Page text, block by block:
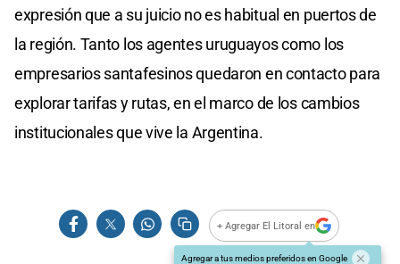
expresión que a su juicio no es habitual en puertos de
la región. Tanto los agentes uruguayos como los
empresarios santafesinos quedaron en contacto para
explorar tarifas y rutas, en el marco de los cambios
institucionales que vive la Argentina.
+ Agregar El Litoral en
Agregar a tus medios preferidos en Google